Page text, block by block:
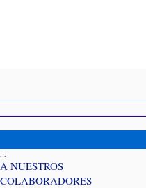
.-.
A NUESTROS
COLABORADORES